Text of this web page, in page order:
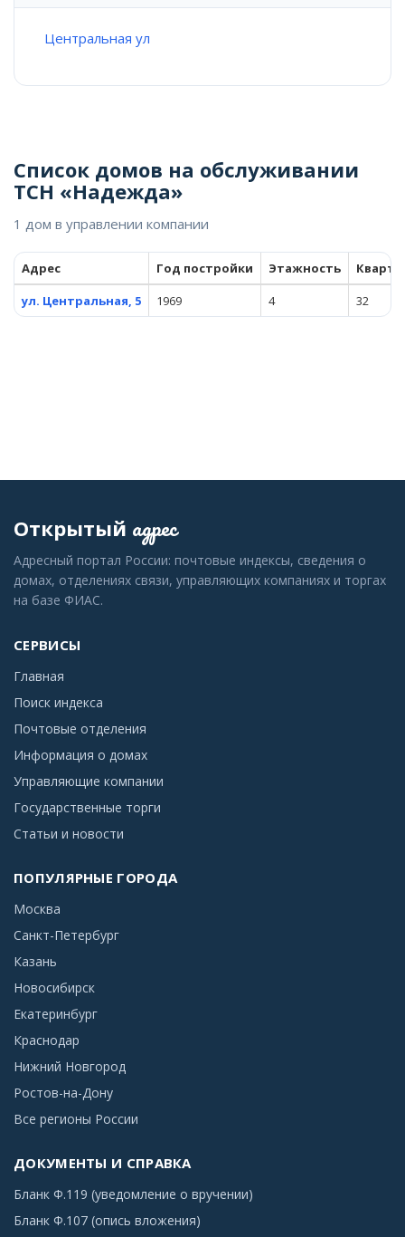
Центральная ул
Список домов на обслуживании
ТСН «Надежда»
1 дом в управлении компании
Адрес Год постройки Этажность
ул. Центральная, 5
1969 4 32
Открытый адрес
Адресный портал России: почтовые индексы, сведения о
домах, отделениях связи, управляющих компаниях и торгах
на базе ФИАС.
СЕРВИСЫ
Главная
Поиск индекса
Почтовые отделения
Информация о домах
Управляющие компании
Государственные торги
Статьи и новости
ПОПУЛЯРНЫЕ ГОРОДА
Москва
Санкт-Петербург
Казань
Новосибирск
Екатеринбург
Краснодар
Нижний Новгород
Ростов-на-Дону
Все регионы России
ДОКУМЕНТЫ И СПРАВКА
Бланк Ф.119 (уведомление о вручении)
Бланк Ф.107 (опись вложения)